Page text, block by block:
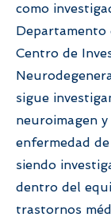
como
Centro de
sigue
neuroimagen
enfermedad
siendo
dentro del
trastornos